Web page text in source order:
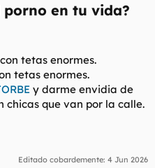
en tu vida?​
tetas enormes.
tetas enormes.
y darme envidia de
chicas que van por la calle.
Editado cobardemente: 4 Jun 2026